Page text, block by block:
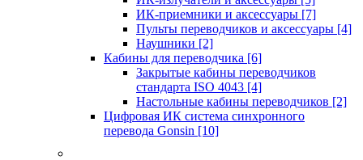
ИК-приемники и аксессуары [7]
Пульты переводчиков и аксессуары [4]
Наушники [2]
Кабины для переводчика [6]
Закрытые кабины переводчиков
стандарта ISO 4043 [4]
Настольные кабины переводчиков [2]
Цифровая ИК система синхронного
перевода Gonsin [10]